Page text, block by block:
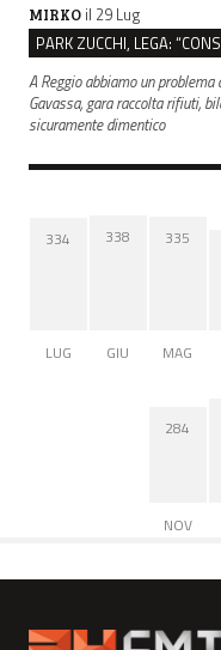
MIRKO il 29 Lug
A Reggio abbiamo un
Gavassa, gara raccolta rifiuti,
sicuramente dimentico
334
LUG
338
GIU
335
MAG
284
NOV